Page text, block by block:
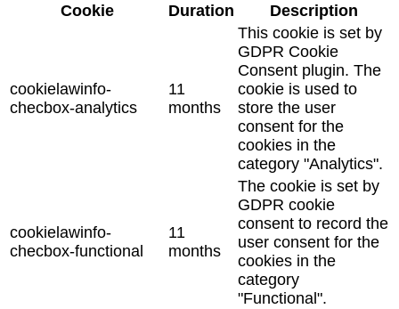
Cookie
Duration Description
cookielawinfo-
checbox-analytics
11
months
This cookie is set by
GDPR Cookie
Consent plugin. The
cookie is used to
store the user
consent for the
cookies in the
category "Analytics".
cookielawinfo-
checbox-functional
11
months
The cookie is set by
GDPR cookie
consent to record the
user consent for the
cookies in the
category
"Functional".